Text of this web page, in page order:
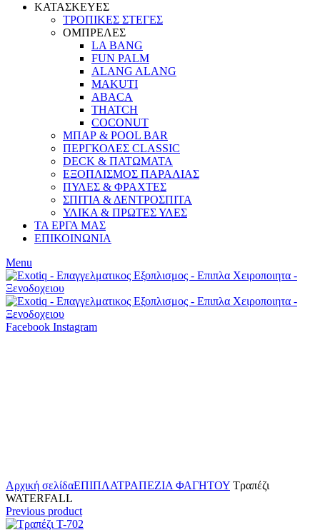
ΚΑΤΑΣΚΕΥΕΣ
ΤΡΟΠΙΚΕΣ ΣΤΕΓΕΣ
ΟΜΠΡΕΛΕΣ
LA BANG
FUN PALM
ALANG ALANG
MAKUTI
ABACA
THATCH
COCONUT
ΜΠΑΡ & POOL BAR
ΠΕΡΓΚΟΛΕΣ CLASSIC
DECK & ΠΑΤΩΜΑΤΑ
ΕΞΟΠΛΙΣΜΟΣ ΠΑΡΑΛΙΑΣ
ΠΥΛΕΣ & ΦΡΑΧΤΕΣ
ΣΠΙΤΙΑ & ΔΕΝΤΡΟΣΠΙΤΑ
ΥΛΙΚΑ & ΠΡΩΤΕΣ ΥΛΕΣ
ΤΑ ΕΡΓΑ ΜΑΣ
ΕΠΙΚΟΙΝΩΝΙΑ
Menu
Facebook Instagram
Αρχική σελίδαΕΠΙΠΛΑΤΡΑΠΕΖΙΑ ΦΑΓΗΤΟΥ Τραπέζι
WATERFALL
Previous product